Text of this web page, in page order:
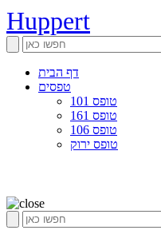
Huppert
דף הבית
טפסים
טופס 101
טופס 161
טופס 106
טופס ירוק